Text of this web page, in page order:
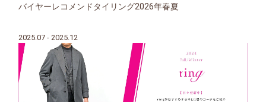
バイヤーレコメンドタイリング2026年春夏
2025.07 - 2025.12